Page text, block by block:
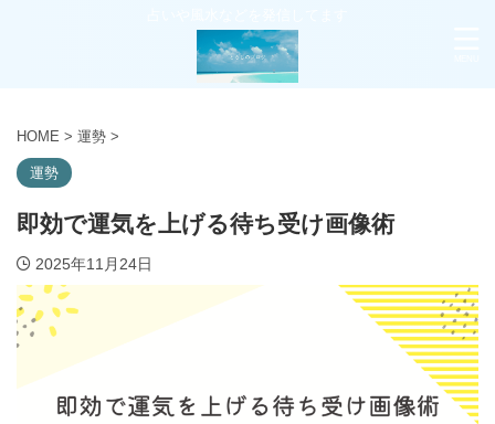
HOME > 運勢 >
運勢
即効で運気を上げる待ち受け画像術
2025年11月24日